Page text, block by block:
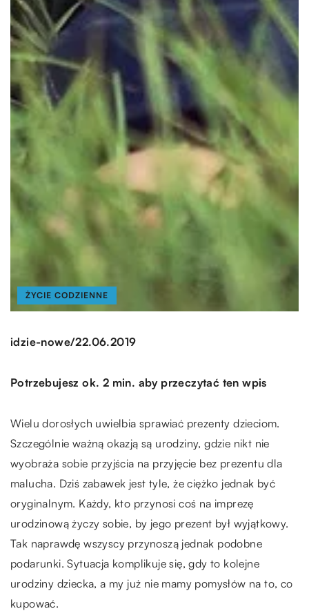
ŻYCIE CODZIENNE
idzie-nowe/22.06.2019
Potrzebujesz ok. 2 min. aby przeczytać ten wpis
Wielu dorosłych uwielbia sprawiać prezenty dzieciom.
Szczególnie ważną okazją są urodziny, gdzie nikt nie
wyobraża sobie przyjścia na przyjęcie bez prezentu dla
malucha. Dziś zabawek jest tyle, że ciężko jednak być
oryginalnym. Każdy, kto przynosi coś na imprezę
urodzinową życzy sobie, by jego prezent był wyjątkowy.
Tak naprawdę wszyscy przynoszą jednak podobne
podarunki. Sytuacja komplikuje się, gdy to kolejne
urodziny dziecka, a my już nie mamy pomysłów na to, co
kupować.